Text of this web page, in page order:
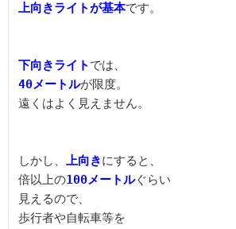
上向きライトが基本です。
下向きライト
40メートルが限度。
遠くはよく見えません。
しかし、 上向きにすると、
倍以上の100メートルぐらい
見えるので、
歩行者や自転車等を